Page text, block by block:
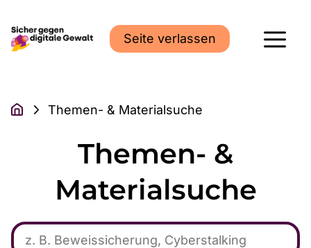
Seite verlassen
Themen- & Materialsuche
Themen- &
Materialsuche